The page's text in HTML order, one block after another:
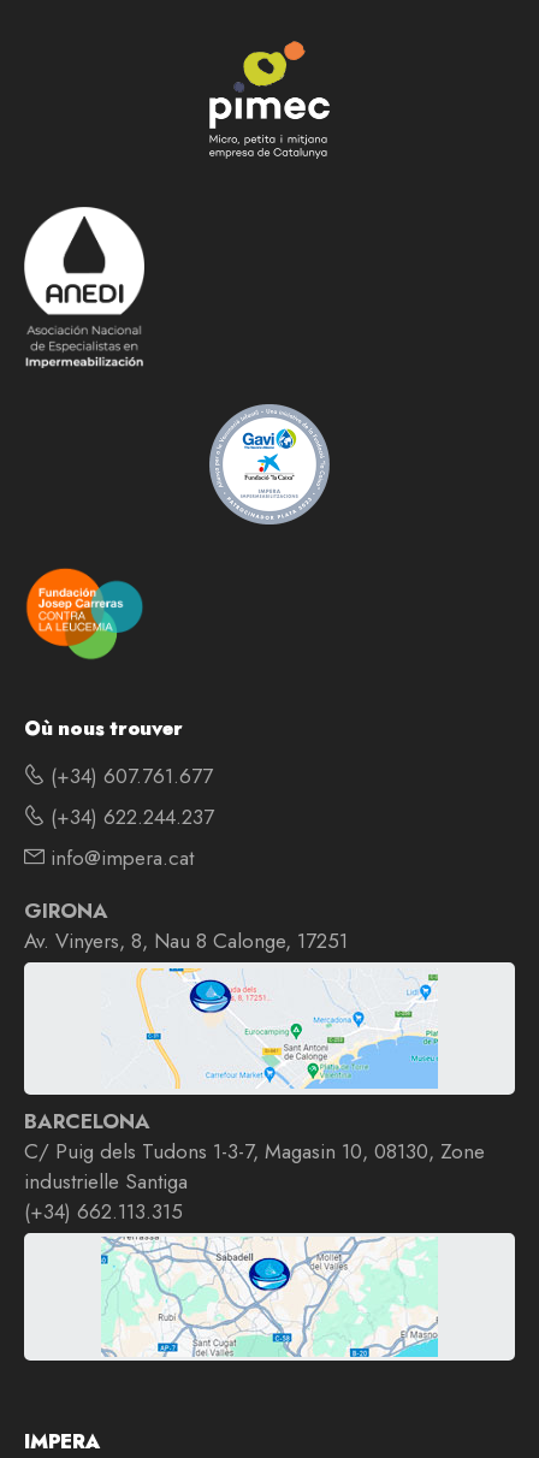
Où nous trouver
(+34) 607.761.677
(+34) 622.244.237
info@impera.cat
GIRONA
Av. Vinyers, 8, Nau 8 Calonge, 17251
BARCELONA
C/ Puig dels Tudons 1-3-7, Magasin 10, 08130, Zone
industrielle Santiga
(+34) 662.113.315
IMPERA